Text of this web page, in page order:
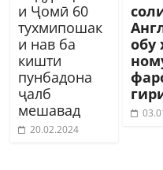
и Ҷомӣ 60
тухмипошак
и нав ба
кишти
пунбадона
ҷалб
мешавад
20.02.2024
обу